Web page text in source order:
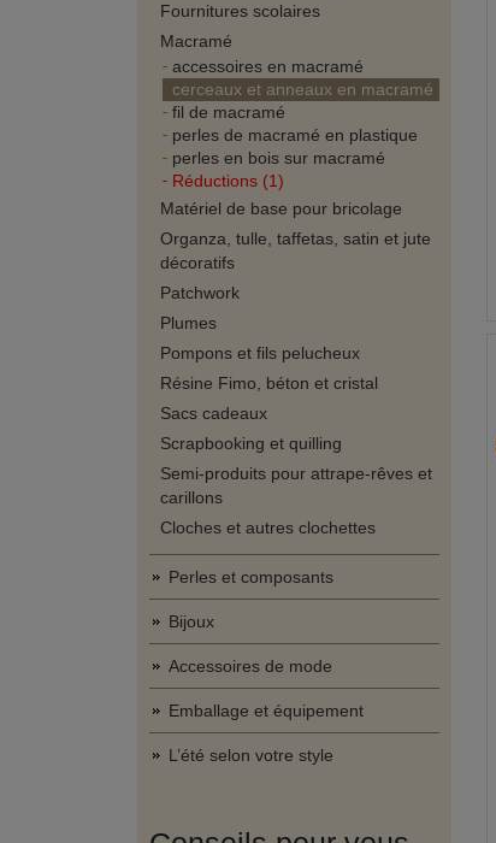
Fournitures scolaires
Macramé
accessoires en macramé
cerceaux et anneaux en macramé
fil de macramé
perles de macramé en plastique
perles en bois sur macramé
Réductions (1)
Matériel de base pour bricolage
Organza, tulle, taffetas, satin et jute
décoratifs
Patchwork
Plumes
Pompons et fils pelucheux
Résine Fimo, béton et cristal
Sacs cadeaux
Scrapbooking et quilling
Semi-produits pour attrape-rêves et
carillons
Cloches et autres clochettes
Perles et composants
Bijoux
Accessoires de mode
Emballage et équipement
L’été selon votre style